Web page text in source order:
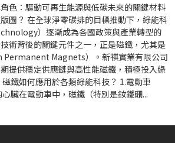
色：驅動可再生能源與低碳未來的關鍵材料
圖？ 在全球淨零碳排的目標推動下，綠能科
）逐漸成為各國政策與產業轉型的
術背後的關鍵元件之一，正是磁鐵，尤其是
Permanent Magnets）。新祺實業有限公司
提供穩定供應鏈與高性能磁鐵，積極投入綠
鐵如何應用於各類綠能科技？ 1.電動車
心臟在電動車中，磁鐵（特別是釹鐵硼...